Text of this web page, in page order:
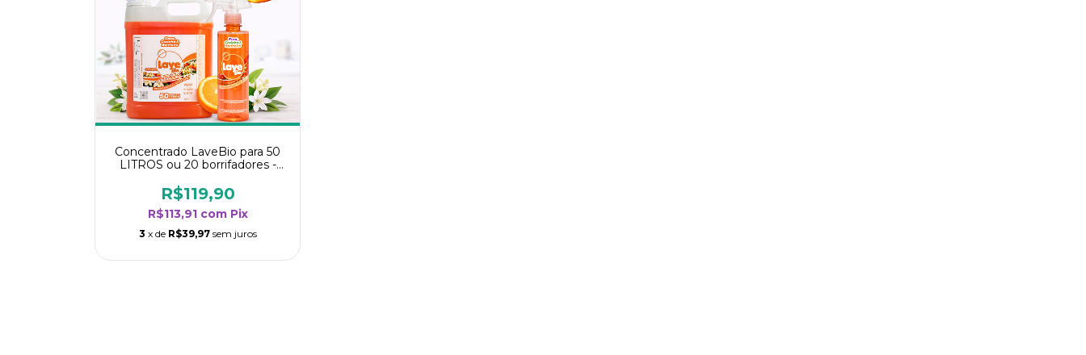
Concentrado LaveBio para 50
LITROS ou 20 borrifadores -
- Flor de Laranjeira
R$119,90
R$113,91 com Pix
3 x de R$39,97 sem juros